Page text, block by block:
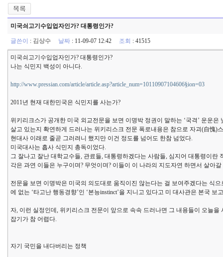
미국쇠고기수입업자인가? 대통령인가?
글쓴이 : 김상수 날짜 : 11-09-07 12:42 조회 : 41515
미국쇠고기수입업자인가? 대통령인가?
나는 식민지 백성이 아니다.
http://www.pressian.com/article/article.asp?article_num=10110907104606§ion=03
2011년 현재 대한민국은 식민지를 사는가?
위키리크스가 공개한 미국 외교전문을 보면 이명박 정권이 말하는 ‘국격’ 운운
살고 있는지 확연하게 드러나는 위키리스크 전문 폭로내용은 참으로 자괴(自愧)
현대사 이래로 줄곧 그러려니 했지만 이건 정도를 넘어도 한참 넘었다.
미국대사는 흡사 식민지 총독이었다.
그 잘나고 잘난 대학교수들, 관료들, 대통령하겠다는 사람들, 심지어 대통령이
각은 과연 이들은 누구이며? 무엇이며? 이들이 이 나라의 지도자연 하면서 살아
전문을 보면 이명박은 미국의 의도대로 움직이진 않는다는 걸 보여주겠다는 식
에 없는 ‘타고난 행동경향’인 ‘본능instinct’을 지니고 있다고 미 대사관은 본국 보
자, 이런 실정인데, 위키리스크 전문이 앞으로 속속 드러나면 그 내용들이 오늘
잡기가 참 어렵다.
자기 국민을 내다버리는 정책